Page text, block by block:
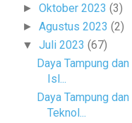
►Oktober 2023(3)
►Agustus 2023(2)
▼Juli 2023(67)
Daya Tampung
Isl...
Daya Tampung
Teknol...